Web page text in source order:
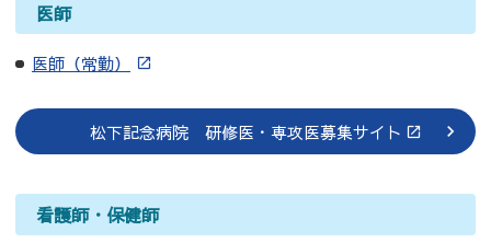
医師
医師（常勤）
松下記念病院 研修医・専攻医募集サイト
看護師・保健師